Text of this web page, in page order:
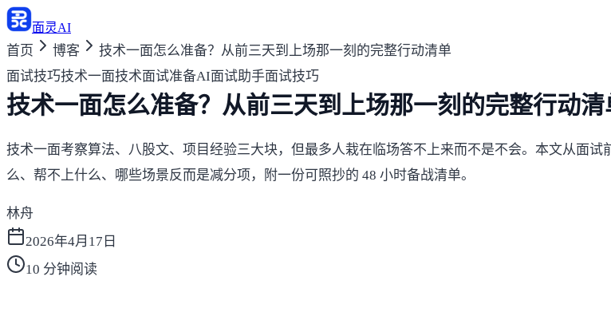
面灵AI
首页 博客
技术一面怎么准备？从前三天到上场那一刻的完整行动清单
面试技巧技术一面技术面试准备AI面试助手面试技巧
技术一面怎么准备？从前三天到上场那一刻的完整行动清
技术一面考察算法、八股文、项目经验三大块，但最多人栽在临场答不上来而不是不会。本文从面
么、帮不上什么、哪些场景反而是减分项，附一份可照抄的 48 小时备战清单。
林舟
2026年4月17日
10 分钟阅读